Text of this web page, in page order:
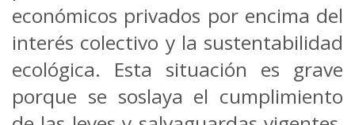
económicos privados por encima del
interés colectivo y la sustentabilidad
ecológica. Esta situación es grave
porque se soslaya el cumplimiento